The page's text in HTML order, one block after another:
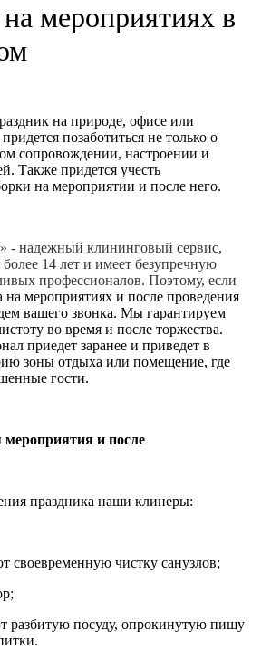
мероприятиях в
на природе, офисе или
позаботиться не только о
сопровождении, настроении и
Также придется учесть
на мероприятии и после него.
- надежный клининговый сервис,
более 14 лет и имеет безупречную
профессионалов. Поэтому, если
на мероприятиях и после проведения
вашего звонка. Мы гарантируем
во время и после торжества.
приедет заранее и приведет в
зоны отдыха или помещение, где
гости.
и после
праздника наши клинеры:
чистку санузлов;
посуду, опрокинутую пищу